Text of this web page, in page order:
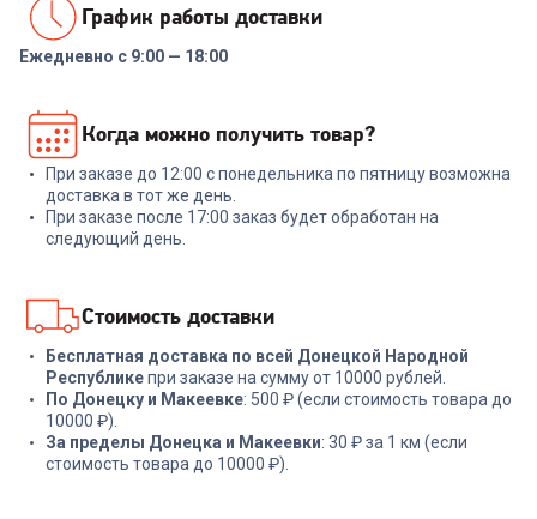
Набор посуды RONDELL RDS-
1291 Prime 8 пред.
+ 569 бонусов
18 999₽
Алтай 1602-07-10 2л.
2 099₽
График работы доставки
Ежедневно с 9:00 — 18:00
Когда можно получить товар?
При заказе до 12:00 с понедельника по пятницу возможна
доставка в тот же день.
При заказе после 17:00 заказ будет обработан на
следующий день.
Стоимость доставки
Бесплатная доставка по всей Донецкой Народной
Республикепри заказе на сумму от 10000 рублей.
По Донецку и Макеевке: 500 ₽ (если стоимость товара до
10000 ₽).
За пределы Донецка и Макеевки: 30 ₽ за 1 км (если
стоимость товара до 10000 ₽).